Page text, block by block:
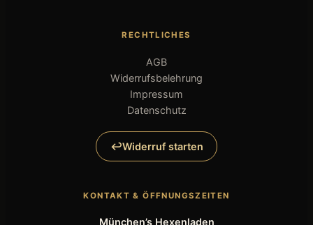
RECHTLICHES
AGB
Widerrufsbelehrung
Impressum
Datenschutz
Widerruf starten
KONTAKT & ÖFFNUNGSZEITEN
München’s Hexenladen